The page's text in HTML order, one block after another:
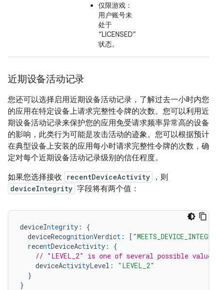
仅限游戏：
用户账号未
处于
“LICENSED”
状态。
近期设备活动记录
您还可以选择启用近期设备活动记录，了解过去一小时内您
的应用在特定设备上请求完整性令牌的次数。您可以利用近
期设备活动记录来保护您的应用免受请求频率异常高的设备
的影响，此类行为可能是攻击活动的迹象。您可以根据预计
在典型设备上安装的应用每小时请求完整性令牌的次数，确
定对每个近期设备活动记录级别的信任程度。
如果您选择接收
recentDeviceActivity ，则
deviceIntegrity 字段将有两个值：
deviceIntegrity :
{
deviceRecognitionVerdict : [
recentDeviceActivity :
{
// "LEVEL_2" is one of several possible
deviceActivityLevel :
"LEVEL_2"
}
}